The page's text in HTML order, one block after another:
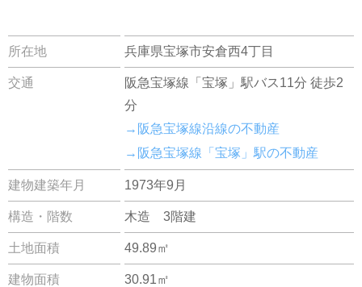
所在地 兵庫県宝塚市安倉西4丁目
交通
阪急宝塚線「宝塚」駅バス11分 徒歩2
分
→阪急宝塚線沿線の不動産
→阪急宝塚線「宝塚」駅の不動産
建物建築年月 1973年9月
構造・階数 木造 3階建
土地面積 49.89㎡
建物面積 30.91㎡